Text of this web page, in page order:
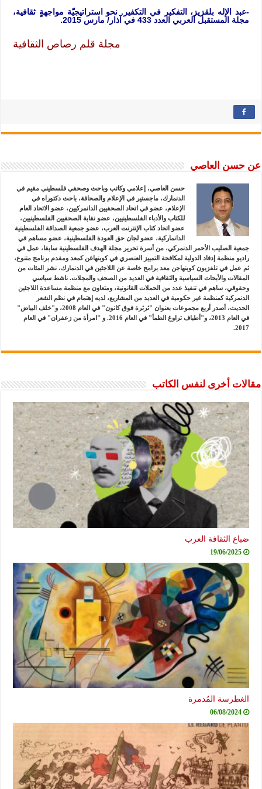
-عبد الإله بلقزيز، التفكير في التكفير. نحو استراتيجيّة مواجهةٍ ثقافية،
مجلة المستقبل العربي العدد 433 في آذار/ مارس 2015.
مجلة قلم رصاص الثقافية
عن حسن العاصي
حسن العاصي، إعلامي وكاتب وباحث وصحفي فلسطيني مقيم في
الدنمارك، ماجستير في الإعلام والصحافة، باحث دكتوراه في
الإعلام، عضو في اتحاد الصحفيين الدانمركيين، عضو الاتحاد العام
للكتاب والأدباء الفلسطينيين، عضو نقابة الصحفيين الفلسطينيين،
عضو اتحاد كتاب الإنترنت العرب، عضو جمعية الصداقة الفلسطينية
الدانماركية، عضو لجان حق العودة الفلسطينية، عضو مساهم في
جمعية الصليب الأحمر الدنمركي، من أسرة تحرير مجلة الهدف الفلسطينية سابقا، عمل في
راديو منظمة إدفاد الدولية لمكافحة التمييز العنصري في كوبنهاغن كمعد ومقدم برنامج متنوع،
ثم عمل في تلفزيون كوبنهاجن معد برامج خاصة عن اللاجئين في الدنمارك، نشر المئات من
المقالات والأبحاث السياسية والثقافية في العديد من الصحف والمجلات. ناشط سياسي
وحقوقي، ساهم في تنفيذ عدد من الحملات القانونية، ومتعاون مع منظمة مساعدة اللاجئين
الدنمركية كمنظمة غير حكومية في العديد من المشاريع، لديه إهتمام في نظم الشعر
الحديث، أصدر أربع مجموعات بعنوان "ثرثرة فوق كانون" في العام 2008، و"خلف البياض"
في العام 2013، و"أطياف تراوغ الظمأ" في العام 2016. و "امرأة من زعفران" في العام
2017.
مقالات أخرى لنفس الكاتب
ضباع الثقافة العرب
19/06/2025
الغطرسة المُدمرة
06/08/2024